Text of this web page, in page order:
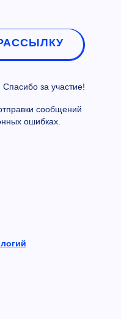
за участие!
сообщений
ошибках.